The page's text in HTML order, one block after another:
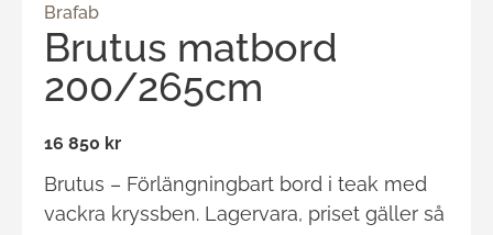
Brafab
Brutus matbord
200/265cm
16 850 kr
Brutus – Förlängningbart bord i teak med
vackra kryssben. Lagervara, priset gäller så